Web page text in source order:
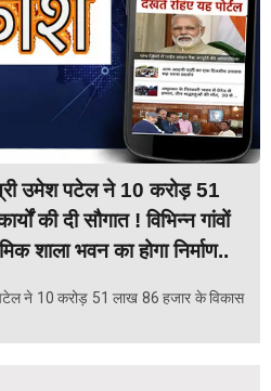
उमेश पटेल ने 10 करोड़ 51
की दी सौगात ! विभिन्न गांवों
शाला भवन का होगा निर्माण..
ने 10 करोड़ 51 लाख 86 हजार के विकास